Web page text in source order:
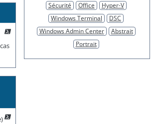
Sécurité
Office
Hyper-V
Windows Terminal
DSC
Windows Admin Center
Abstrait
Portrait